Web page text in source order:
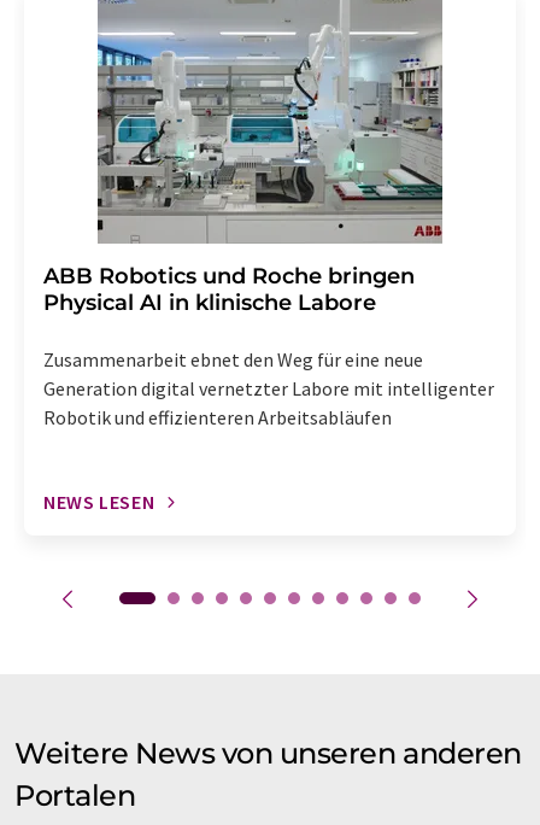
widerruf@lumitos.commit Wirkung für die Zukunft
widerrufen. Zudem ist in jeder E-Mail ein Link zur
Abbestellung des entsprechenden Newsletters
enthalten.
​​​​​​​ABB Robotics und Roche bringen
Physical AI in klinische Labore
Zusammenarbeit ebnet den Weg für eine neue
Generation digital vernetzter Labore mit intelligenter
Robotik und effizienteren Arbeitsabläufen
NEWS LESEN
Weitere News von unseren anderen
Portalen